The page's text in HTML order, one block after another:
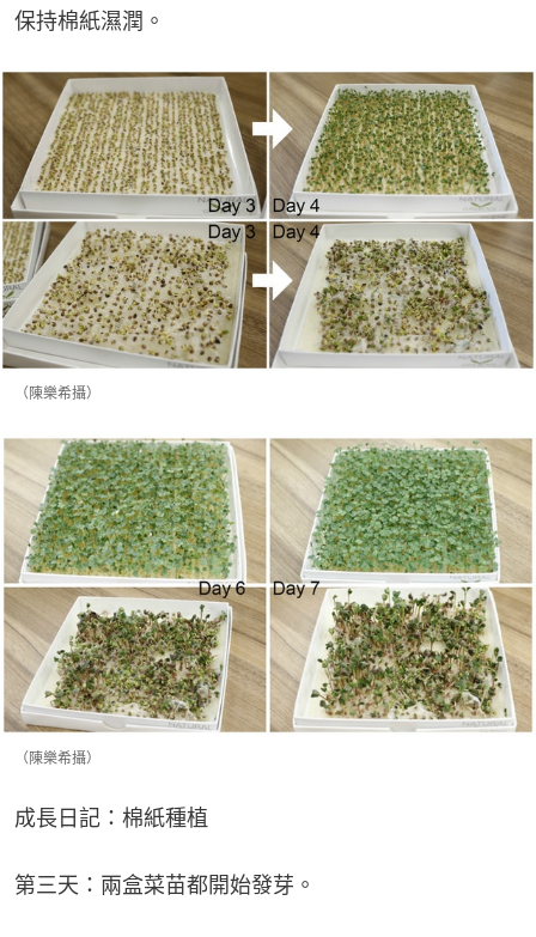
保持棉紙濕潤。
（陳樂希攝）
（陳樂希攝）
成長日記：棉紙種植
第三天：兩盒菜苗都開始發芽。